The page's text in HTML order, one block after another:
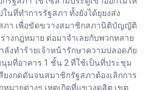
นที่ทำการรัฐสภา ทั้งยังได้ยุยงส่ง
ภา เพื่อขัดขวางสมาชิกสภานิติบัญญัติ
งกฎหมาย ต่อมาจำเลยกับพวกหลาย
งทำร้ายเจ้าหน้ารักษาความปลอดภัย
มที่อาคาร 1 ชั้น 2 ที่ใช้เป็นที่ประชุม
งกดดันจนสมาชิกรัฐสภาต้องเลิกการ
มายต่างๆ เหตุเกิดที่แขวงดุสิต เขต